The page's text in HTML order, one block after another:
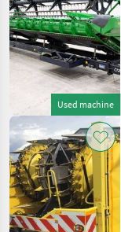
Used machine